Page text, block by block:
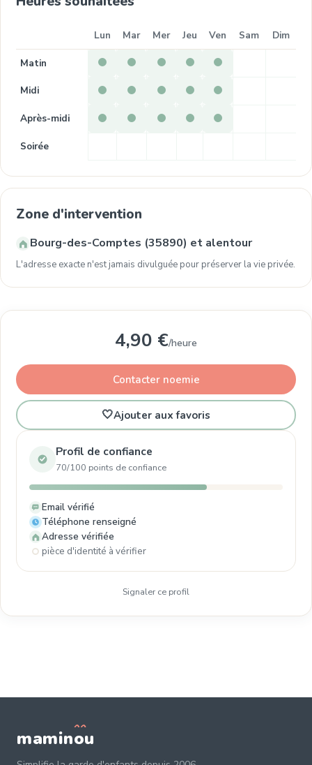
Lun Mar Mer Jeu Ven Sam Dim
Matin
Midi
Après-midi
Soirée
Zone d'intervention
Bourg-des-Comptes (35890) et alentour
L'adresse exacte n'est jamais divulguée pour préserver la vie privée.
4,90 €/heure
Contacter noemie
🤍Ajouter aux favoris
Profil de confiance
70/100 points de confiance
Email vérifié
Téléphone renseigné
Adresse vérifiée
pièce d'identité à vérifier
Signaler ce profil
maminou